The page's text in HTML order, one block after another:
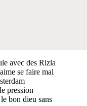
avec des Rizla
se faire mal
pression
bon dieu sans